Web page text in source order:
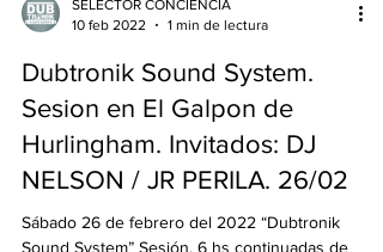
SELECTOR CONCIENCIA
10 feb 2022
1 min de lectura
Dubtronik Sound System.
Sesion en El Galpon de
NELSON / JR PERILA. 26/02